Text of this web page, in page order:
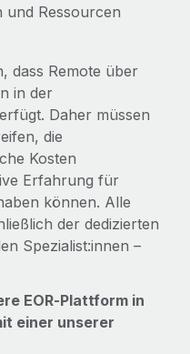
und Ressourcen
dass Remote über
in der
Daher müssen
die
Kosten
Erfahrung für
können. Alle
der dedizierten
Spezialist:innen –
EOR‑Plattform in
einer unserer